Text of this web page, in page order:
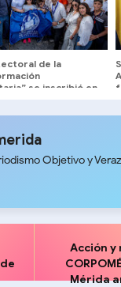
de la
se inscribió en
Objetivo y Veraz
Acción
Mérida